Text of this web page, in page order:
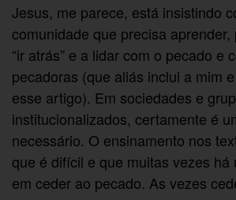
Jesus, me parece, está insistindo
comunidade que precisa
“ir atrás” e a lidar com o pecado e
pecadoras (que aliás inclui a mim
esse artigo). Em sociedades e
institucionalizados, certamente é
necessário. O ensinamento nos
que é difícil e que muitas vezes há
em ceder ao pecado. As vezes